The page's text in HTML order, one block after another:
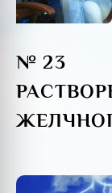
№ 23